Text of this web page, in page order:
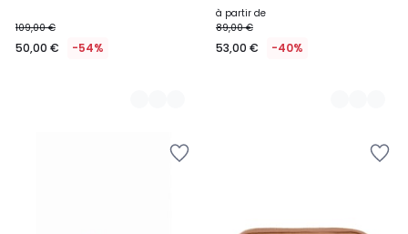
109,00 €
50,00 € -54%
à partir de
89,00 €
53,00 € -40%